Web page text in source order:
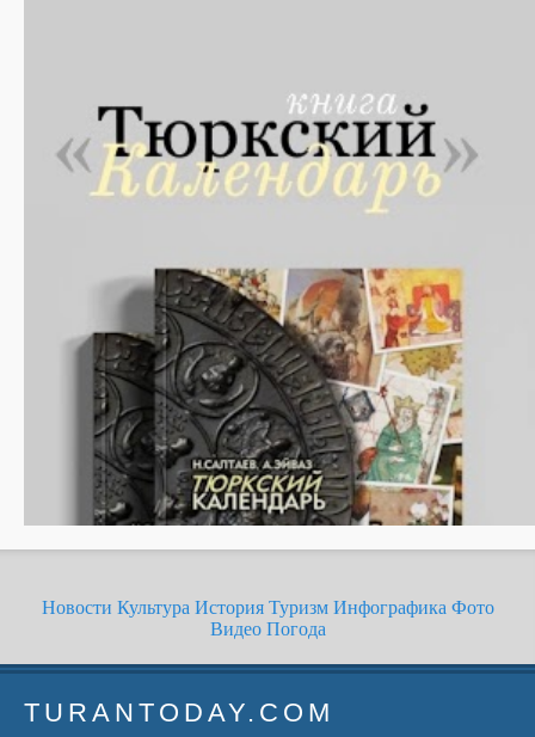
Новости Культура История Туризм Инфографика Фото
Видео Погода
TURANTODAY.COM